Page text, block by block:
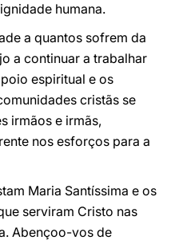
humana.
a quantos sofrem da
a continuar a trabalhar
espiritual e os
cristãs se
irmãos e irmãs,
nos esforços para a
Maria Santíssima e os
serviram Cristo nas
Abençoo-vos de